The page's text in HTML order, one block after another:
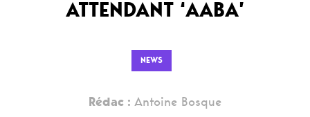
ATTENDANT ‘AABA’
NEWS
Rédac : Antoine Bosque